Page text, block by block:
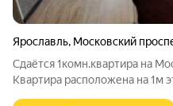
Ярославль, Московский
Сдаётся 1комн.квартира на
Квартира расположена на 1м